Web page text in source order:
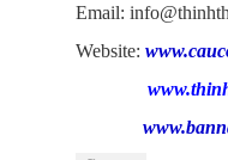
Email:
Website: